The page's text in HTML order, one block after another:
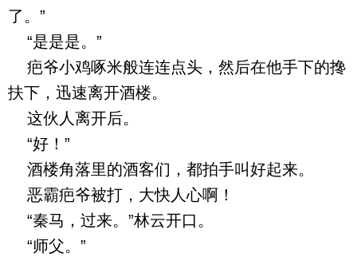
了。”
“是是是。”
疤爷小鸡啄米般连连点头，然后在他手下的搀
扶下，迅速离开酒楼。
这伙人离开后。
“好！”
酒楼角落里的酒客们，都拍手叫好起来。
恶霸疤爷被打，大快人心啊！
“秦马，过来。”林云开口。
“师父。”